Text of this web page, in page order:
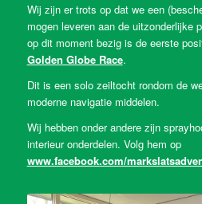
Wij zijn er trots op dat we een
mogen leveren aan de uitzonderlijke
op dit moment bezig is de eerste
Golden Globe Race.
Dit is een solo zeiltocht rondom de
moderne navigatie middelen.
Wij hebben onder andere zijn
interieur onderdelen. Volg hem op
www.facebook.com/